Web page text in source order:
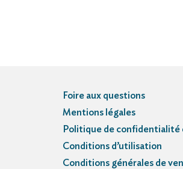
Foire aux questions
Mentions légales
Politique de confidentialité
Conditions d’utilisation
Conditions générales de